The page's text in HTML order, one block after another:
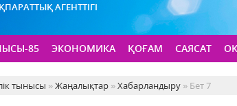
АГЕНТТІГІ
85 ЭКОНОМИКА ҚОҒАМ САЯСАТ
тынысы »Жаңалықтар »Хабарландыру » Бет 7